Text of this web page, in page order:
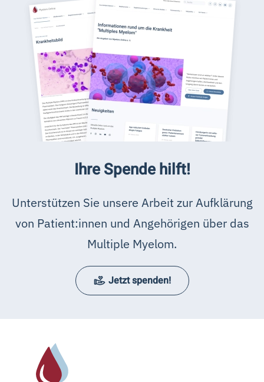
Ihre Spende hilft!
Unterstützen Sie unsere Arbeit zur Aufklärung
von Patient:innen und Angehörigen über das
Multiple Myelom.
Jetzt spenden!